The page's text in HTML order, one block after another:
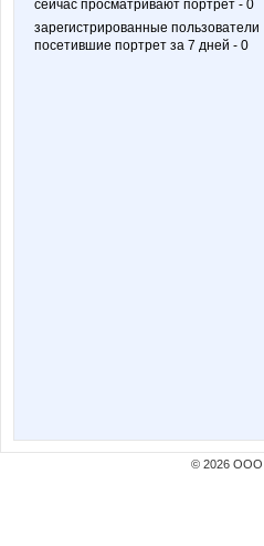
сейчас просматривают портрет - 0
зарегистрированные пользователи
посетившие портрет за 7 дней - 0
© 2026 ООО